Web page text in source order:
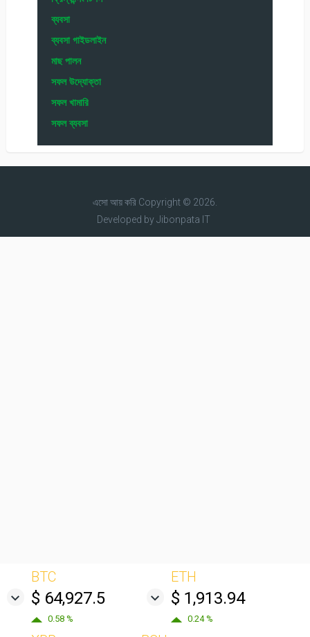
ব্যবসা
ব্যবসা গাইডলাইন
মাছ পালন
সফল উদ্যোক্তা
সফল খামারি
সফল ব্যবসা
এসো আয় করিCopyright © 2026.
Developed byJibonpata IT
BTC
$ 64,927.5
0.58 %
ETH
$ 1,913.94
0.24 %